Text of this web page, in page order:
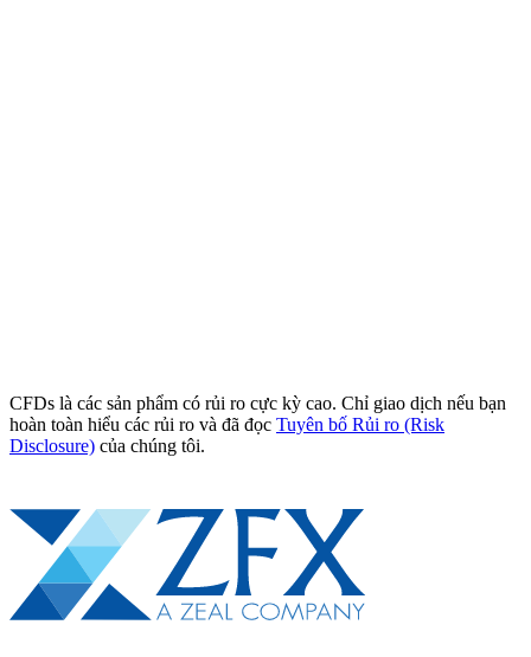
CFDs là các sản phẩm có rủi ro cực kỳ cao. Chỉ giao dịch nếu bạn
hoàn toàn hiểu các rủi ro và đã đọc Tuyên bố Rủi ro (Risk
Disclosure) của chúng tôi.